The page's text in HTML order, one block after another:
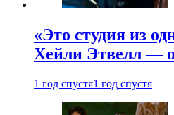
«Это студия из
Хейли Этвелл —
1 год спустя1 год спустя